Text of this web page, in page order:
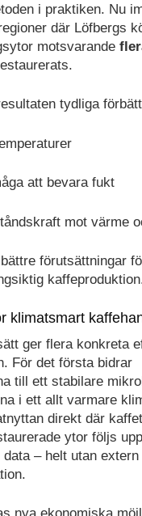
i praktiken. Nu
där Löfbergs
motsvarande
tydliga
att bevara fukt
mot värme
förutsättningar
klimatsmart
ger flera konkreta
För det första bidrar
till ett stabilare
i ett allt varmare
direkt där
ytor följs
– helt utan extern